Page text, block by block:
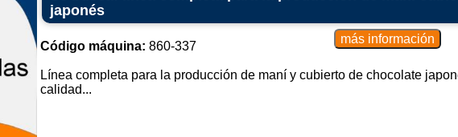
japonés
Código máquina: 860-337
Línea completa para la producción de maní y cubierto de chocolate
calidad...